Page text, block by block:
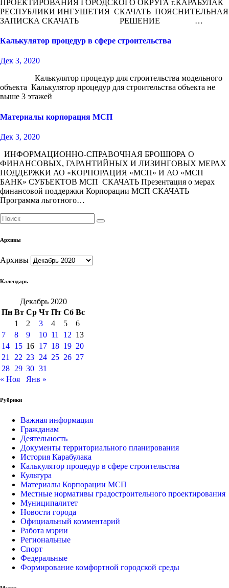
ПРОЕКТИРОВАНИЯ ГОРОДСКОГО ОКРУГА г.КАРАБУЛАК
РЕСПУБЛИКИ ИНГУШЕТИЯ СКАЧАТЬ ПОЯСНИТЕЛЬНАЯ
ЗАПИСКА СКАЧАТЬ РЕШЕНИЕ …
Калькулятор процедур в сфере строительства
Дек 3, 2020
Калькулятор процедур для строительства модельного
объекта Калькулятор процедур для строительства объекта не
выше 3 этажей
Материалы корпорация МСП
Дек 3, 2020
ИНФОРМАЦИОННО-СПРАВОЧНАЯ БРОШЮРА О
ФИНАНСОВЫХ, ГАРАНТИЙНЫХ И ЛИЗИНГОВЫХ МЕРАХ
ПОДДЕРЖКИ АО «КОРПОРАЦИЯ «МСП» И АО «МСП
БАНК» СУБЪЕКТОВ МСП СКАЧАТЬ Презентация о мерах
финансовой поддержки Корпорации МСП СКАЧАТЬ
Программа льготного…
Архивы
Архивы
Календарь
Декабрь 2020
Пн Вт Ср Чт Пт Сб Вс
1
2 3 4 5
6
7
8 9 10 11 12 13
14 15 16 17 18 19 20
21
22 23 24 25 26 27
28 29 30 31
« Ноя
Янв »
Рубрики
Важная информация
Гражданам
Деятельность
Документы территориального планирования
История Карабулака
Калькулятор процедур в сфере строительства
Культура
Материалы Корпорации МСП
Местные нормативы градостроительного проектирования
Муниципалитет
Новости города
Официальный комментарий
Работа мэрии
Региональные
Спорт
Федеральные
Формирование комфортной городской среды